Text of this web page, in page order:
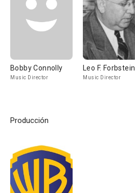
Bobby Connolly
Music Director
Leo F. Forbstein
Music Director
Producción